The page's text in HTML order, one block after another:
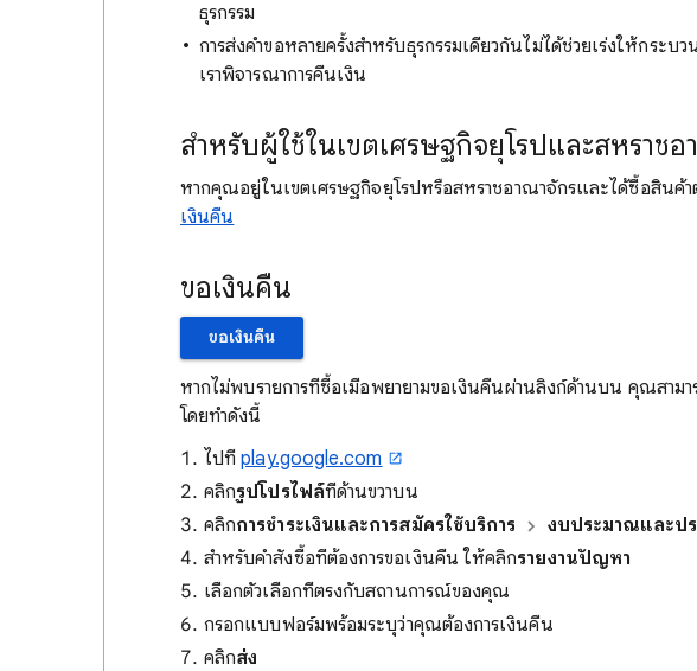
ธุรกรรม
การส่งคำขอหลายครั้งสำหรับธุรกรรมเดียวกันไม่ได้ช่วยเร่งให้กระบ
เราพิจารณาการคืนเงิน
สำหรับผู้ใช้ในเขตเศรษฐกิจยุโรปและสหราช
หากคุณอยู่ในเขตเศรษฐกิจยุโรปหรือสหราชอาณาจักรและได้ซื้อสินค้
เงินคืน
ขอเงินคืน
ขอเงินคืน
หากไม่พบรายการที่ซื้อเมื่อพยายามขอเงินคืนผ่านลิงก์ด้านบน คุณสาม
โดยทำดังนี้
ไปที่play.google.com
คลิกรูปโปรไฟล์ที่ด้านขวาบน
คลิกการชำระเงินและการสมัครใช้บริการ
งบประมาณและป
สำหรับคำสั่งซื้อที่ต้องการขอเงินคืน ให้คลิกรายงานปัญหา
เลือกตัวเลือกที่ตรงกับสถานการณ์ของคุณ
กรอกแบบฟอร์มพร้อมระบุว่าคุณต้องการเงินคืน
คลิกส่ง